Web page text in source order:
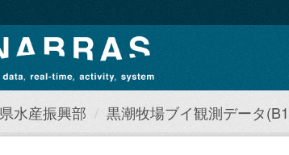
水産振興部 黒潮牧場ブイ観測データ